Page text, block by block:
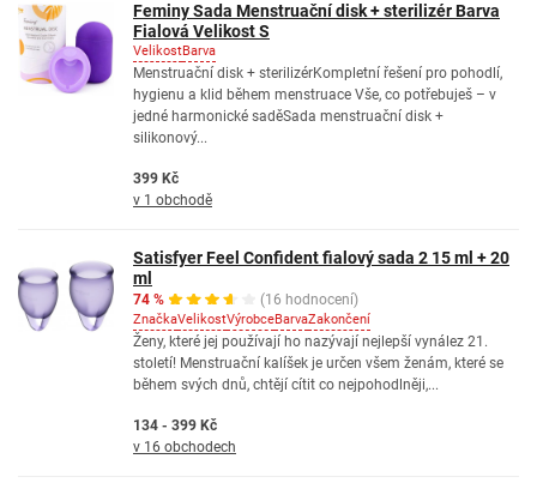
Feminy Sada Menstruační disk + sterilizér Barva
Fialová Velikost S
VelikostBarva
Menstruační disk + sterilizérKompletní řešení pro pohodlí,
hygienu a klid během menstruace Vše, co potřebuješ – v
jedné harmonické saděSada menstruační disk +
silikonový...
399 Kč
v 1 obchodě
Satisfyer Feel Confident fialový sada 2 15 ml + 20
ml
74 % (16 hodnocení)
ZnačkaVelikostVýrobceBarvaZakončení
Ženy, které jej používají ho nazývají nejlepší vynález 21.
století! Menstruační kalíšek je určen všem ženám, které se
během svých dnů, chtějí cítit co nejpohodlněji,...
134 - 399 Kč
v 16 obchodech